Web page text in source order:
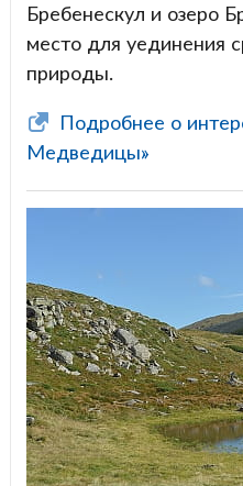
Бребенескул и озеро
место для уединения
природы.
Подробнее о
Медведицы»